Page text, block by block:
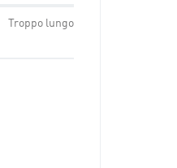
Troppo lungo